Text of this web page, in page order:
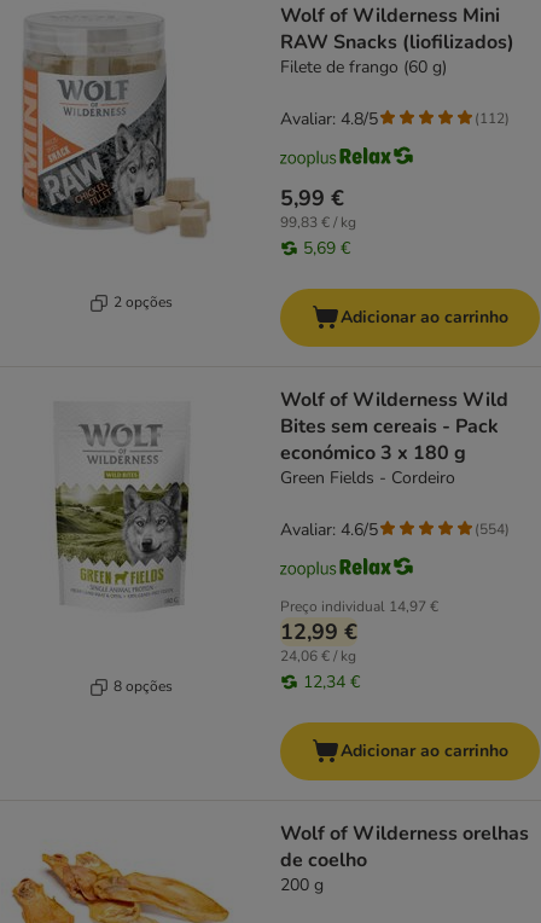
2 opções
Wolf of Wilderness Mini
RAW Snacks (liofilizados)
Filete de frango (60 g)
5,99 €
99,83 € / kg
5,69 €
Avaliar: 4.8/5 (112)
Adicionar ao carrinho
8 opções
Wolf of Wilderness Wild
Bites sem cereais - Pack
económico 3 x 180 g
Green Fields - Cordeiro
Preço individual 14,97 €
12,99 €
24,06 € / kg
12,34 €
Avaliar: 4.6/5 (554)
Adicionar ao carrinho
Wolf of Wilderness orelhas
de coelho
200 g